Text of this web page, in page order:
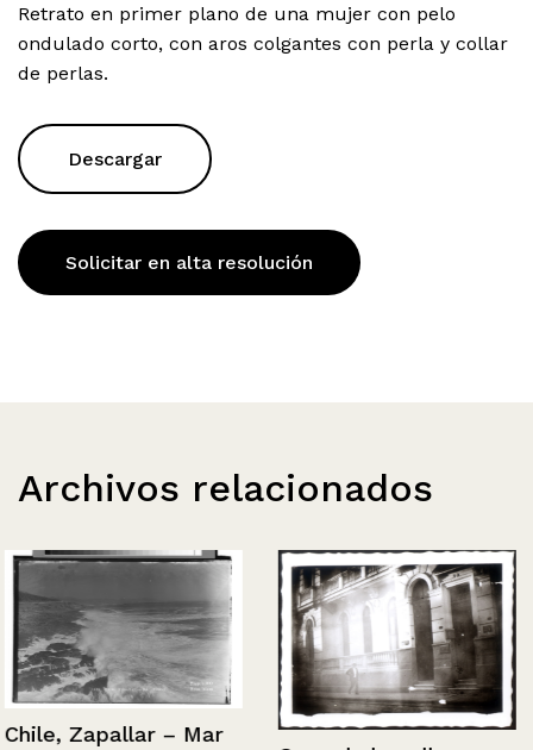
Retrato en primer plano de una mujer con pelo
ondulado corto, con aros colgantes con perla y collar
de perlas.
Descargar
Solicitar en alta resolución
Archivos relacionados
Chile, Zapallar – Mar